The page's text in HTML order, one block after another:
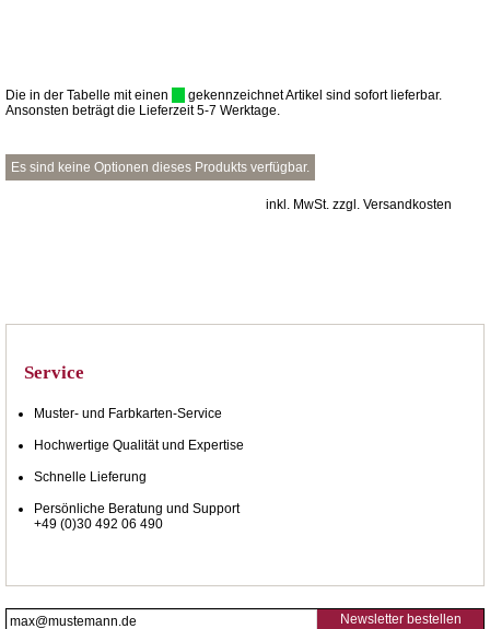
Die in der Tabelle mit einen
gekennzeichnet Artikel sind sofort lieferbar.
Ansonsten beträgt die Lieferzeit 5-7 Werktage.
Es sind keine Optionen dieses Produkts verfügbar.
inkl. MwSt. zzgl. Versandkosten
Service
Muster- und Farbkarten-Service
Hochwertige Qualität und Expertise
Schnelle Lieferung
Persönliche Beratung und Support
+49 (0)30 492 06 490
Newsletter bestellen